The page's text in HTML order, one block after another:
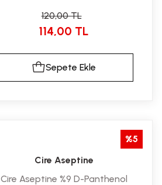
120,00 TL
114,00 TL
Sepete Ekle
%5
Cire Aseptine
Cire Aseptine %9 D-Panthenol